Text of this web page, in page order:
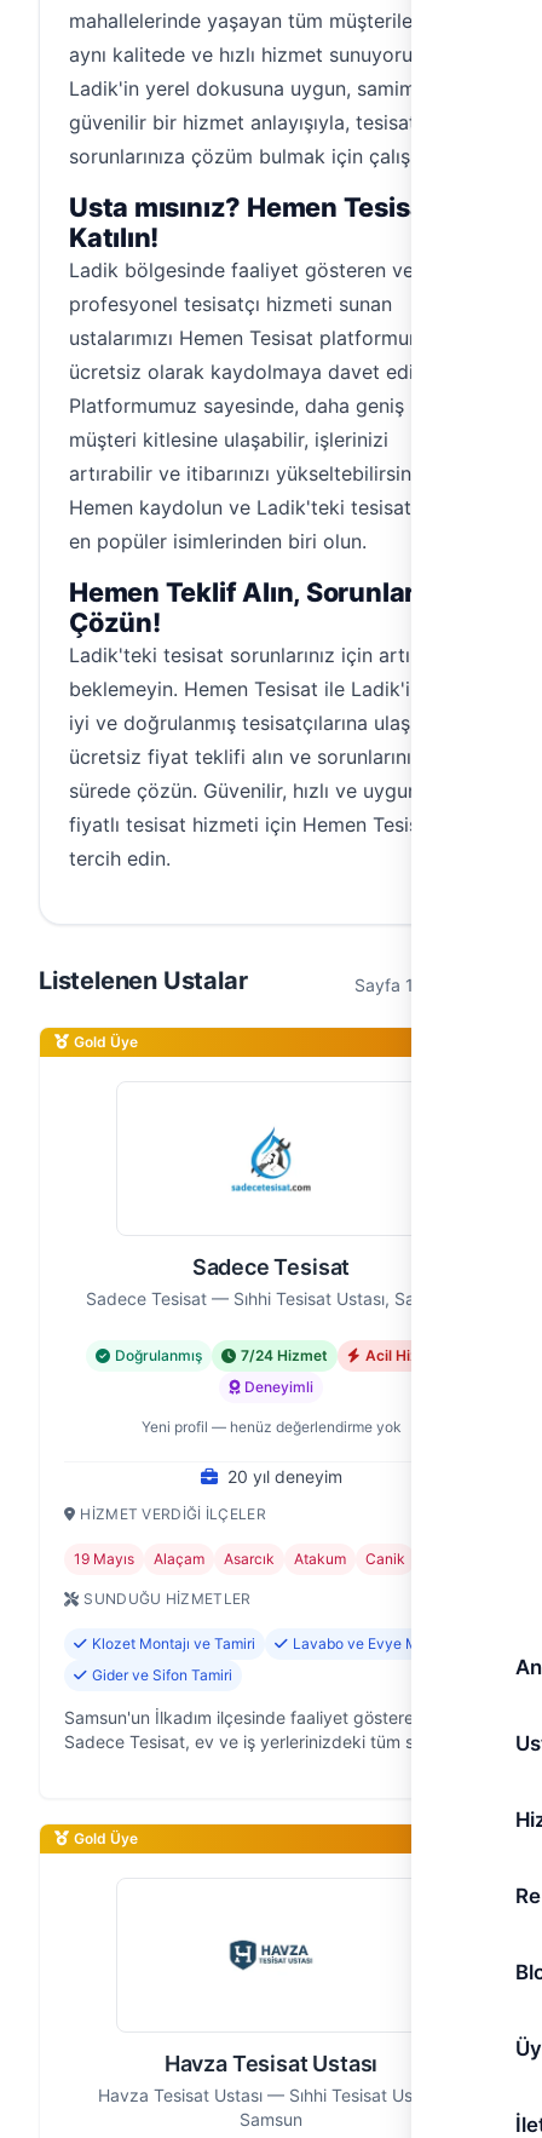
mahallelerinde yaşayan tüm müşterilerimize
aynı kalitede ve hızlı hizmet sunuyoruz.
Ladik'in yerel dokusuna uygun, samimi ve
güvenilir bir hizmet anlayışıyla, tesisat
sorunlarınıza çözüm bulmak için çalışıyoruz.
Usta mısınız? Hemen Tesisat'a
Katılın!
Ladik bölgesinde faaliyet gösteren ve
profesyonel tesisatçı hizmeti sunan
ustalarımızı Hemen Tesisat platformumuza
ücretsiz olarak kaydolmaya davet ediyoruz.
Platformumuz sayesinde, daha geniş bir
müşteri kitlesine ulaşabilir, işlerinizi
artırabilir ve itibarınızı yükseltebilirsiniz.
Hemen kaydolun ve Ladik'teki tesisatçıların
en popüler isimlerinden biri olun.
Hemen Teklif Alın, Sorunlarınızı
Çözün!
Ladik'teki tesisat sorunlarınız için artık
beklemeyin. Hemen Tesisat ile Ladik'in en
iyi ve doğrulanmış tesisatçılarına ulaşın,
ücretsiz fiyat teklifi alın ve sorunlarınızı kısa
sürede çözün. Güvenilir, hızlı ve uygun
fiyatlı tesisat hizmeti için Hemen Tesisat'ı
tercih edin.
Listelenen Ustalar Sayfa 1 / 1 (2 usta)
Gold Üye
Sadece Tesisat
Sadece Tesisat — Sıhhi Tesisat Ustası, Samsun
Doğrulanmış 7/24 Hizmet
Acil Hizmet
Deneyimli
Yeni profil — henüz değerlendirme yok
20 yıl deneyim
HIZMET VERDIĞI İLÇELER
19 Mayıs Alaçam Asarcık Atakum Canik
SUNDUĞU HIZMETLER
Klozet Montajı ve Tamiri
Lavabo ve Evye Montajı
Gider ve Sifon Tamiri
Samsun'un İlkadım ilçesinde faaliyet gösteren
Sadece Tesisat, ev ve iş yerlerinizdeki tüm su
Gold Üye
Havza Tesisat Ustası
Havza Tesisat Ustası — Sıhhi Tesisat Ustası,
Samsun